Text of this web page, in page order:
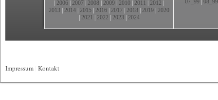
2006 2007 2008 2009 2010 2011 2012
2013 2014 2015 2016 2017 2018 2019 2020
2021 2022 2023| 2024
07_99 08_99
Impressum Kontakt